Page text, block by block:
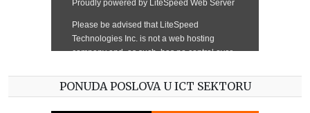
PONUDA POSLOVA U ICT SEKTORU